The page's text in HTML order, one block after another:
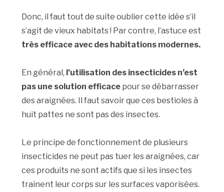
Donc, il faut tout de suite oublier cette idée s’il
s’agit de vieux habitats ! Par contre, l’astuce est
très efficace avec des habitations modernes.
En général, l’utilisation des insecticides n’est
pas une solution efficace pour se débarrasser
des araignées. Il faut savoir que ces bestioles à
huit pattes ne sont pas des insectes.
Le principe de fonctionnement de plusieurs
insecticides ne peut pas tuer les araignées, car
ces produits ne sont actifs que si les insectes
trainent leur corps sur les surfaces vaporisées.